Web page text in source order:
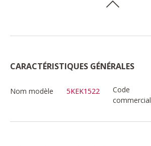
CARACTÉRISTIQUES GÉNÉRALES
Nom modèle 5KEK1522
Code
commercial